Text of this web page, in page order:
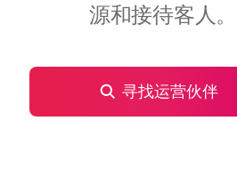
源和接待客人。
寻找运营伙伴